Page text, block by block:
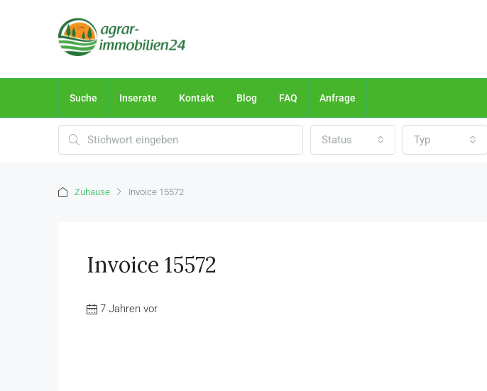
Suche Inserate Kontakt Blog FAQ Anfrage
Status Typ
Zuhause Invoice 15572
Invoice 15572
7 Jahren vor